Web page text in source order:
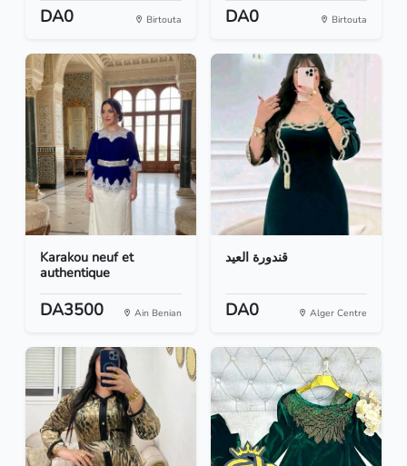
DA0 Birtouta DA0 Birtouta
Karakou neuf et
authentique
DA3500 Ain Benian
قندورة العيد
DA0 Alger Centre